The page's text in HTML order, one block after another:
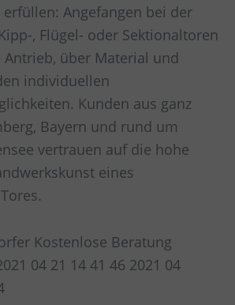
Angefangen bei der
, Flügel- oder Sektionaltoren
über Material und
individuellen
Kunden aus ganz
Bayern und rund um
vertrauen auf die hohe
eines